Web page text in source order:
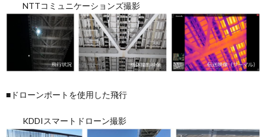
NTTコミュニケーションズ撮影
■ドローンポートを使用した飛行
KDDIスマートドローン撮影